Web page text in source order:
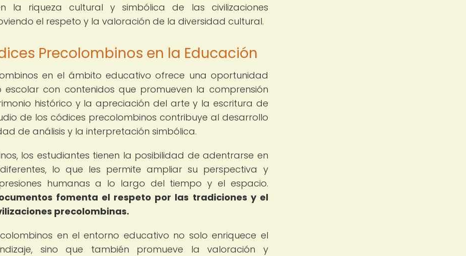
la riqueza cultural y simbólica de las civilizaciones
el respeto y la valoración de la diversidad cultural.
Precolombinos en la Educación
en el ámbito educativo ofrece una oportunidad
con contenidos que promueven la comprensión
histórico y la apreciación del arte y la escritura de
de los códices precolombinos contribuye al desarrollo
de análisis y la interpretación simbólica.
los estudiantes tienen la posibilidad de adentrarse en
lo que les permite ampliar su perspectiva y
humanas a lo largo del tiempo y el espacio.
fomenta el respeto por las tradiciones y el
precolombinas.
en el entorno educativo no solo enriquece el
sino que también promueve la valoración y